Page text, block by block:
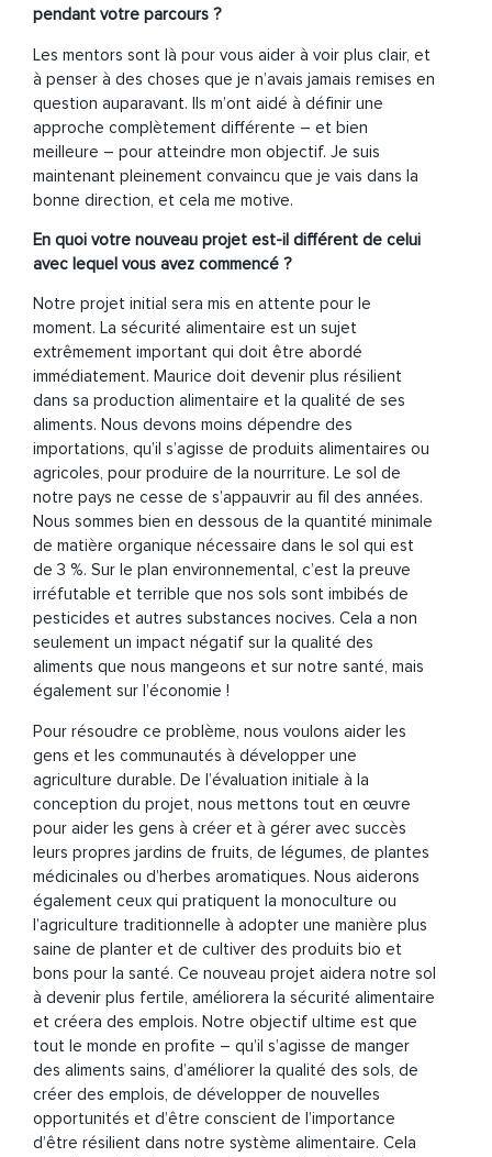
pendant votre parcours ?
Les mentors sont là pour vous aider à voir plus clair, et
à penser à des choses que je n’avais jamais remises en
question auparavant. Ils m’ont aidé à définir une
approche complètement différente – et bien
meilleure – pour atteindre mon objectif. Je suis
maintenant pleinement convaincu que je vais dans la
bonne direction, et cela me motive.
En quoi votre nouveau projet est-il différent de celui
avec lequel vous avez commencé ?
Notre projet initial sera mis en attente pour le
moment. La sécurité alimentaire est un sujet
extrêmement important qui doit être abordé
immédiatement. Maurice doit devenir plus résilient
dans sa production alimentaire et la qualité de ses
aliments. Nous devons moins dépendre des
importations, qu’il s’agisse de produits alimentaires ou
agricoles, pour produire de la nourriture. Le sol de
notre pays ne cesse de s’appauvrir au fil des années.
Nous sommes bien en dessous de la quantité minimale
de matière organique nécessaire dans le sol qui est
de 3 %. Sur le plan environnemental, c’est la preuve
irréfutable et terrible que nos sols sont imbibés de
pesticides et autres substances nocives. Cela a non
seulement un impact négatif sur la qualité des
aliments que nous mangeons et sur notre santé, mais
également sur l’économie !
Pour résoudre ce problème, nous voulons aider les
gens et les communautés à développer une
agriculture durable. De l’évaluation initiale à la
conception du projet, nous mettons tout en œuvre
pour aider les gens à créer et à gérer avec succès
leurs propres jardins de fruits, de légumes, de plantes
médicinales ou d’herbes aromatiques. Nous aiderons
également ceux qui pratiquent la monoculture ou
l’agriculture traditionnelle à adopter une manière plus
saine de planter et de cultiver des produits bio et
bons pour la santé. Ce nouveau projet aidera notre sol
à devenir plus fertile, améliorera la sécurité alimentaire
et créera des emplois. Notre objectif ultime est que
tout le monde en profite – qu’il s’agisse de manger
des aliments sains, d’améliorer la qualité des sols, de
créer des emplois, de développer de nouvelles
opportunités et d’être conscient de l’importance
d’être résilient dans notre système alimentaire. Cela